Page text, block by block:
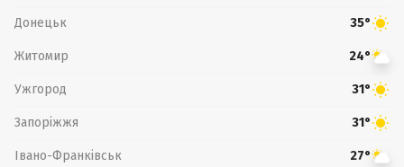
Донецьк 35°
Житомир 24°
Ужгород 31°
Запоріжжя 31°
Івано-Франківськ 27°